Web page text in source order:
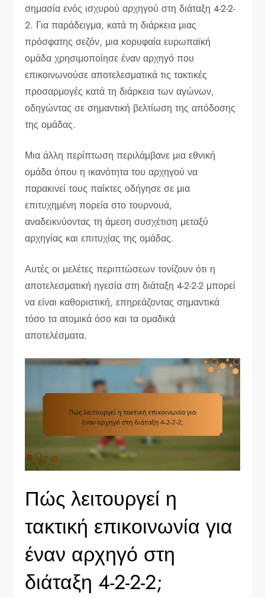
σημασία ενός ισχυρού αρχηγού στη διάταξη 4-2-2-
2. Για παράδειγμα, κατά τη διάρκεια μιας
πρόσφατης σεζόν, μια κορυφαία ευρωπαϊκή
ομάδα χρησιμοποίησε έναν αρχηγό που
επικοινωνούσε αποτελεσματικά τις τακτικές
προσαρμογές κατά τη διάρκεια των αγώνων,
οδηγώντας σε σημαντική βελτίωση της απόδοσης
της ομάδας.
Μια άλλη περίπτωση περιλάμβανε μια εθνική
ομάδα όπου η ικανότητα του αρχηγού να
παρακινεί τους παίκτες οδήγησε σε μια
επιτυχημένη πορεία στο τουρνουά,
αναδεικνύοντας τη άμεση συσχέτιση μεταξύ
αρχηγίας και επιτυχίας της ομάδας.
Αυτές οι μελέτες περιπτώσεων τονίζουν ότι η
αποτελεσματική ηγεσία στη διάταξη 4-2-2-2 μπορεί
να είναι καθοριστική, επηρεάζοντας σημαντικά
τόσο τα ατομικά όσο και τα ομαδικά
αποτελέσματα.
Πώς λειτουργεί η
τακτική επικοινωνία για
έναν αρχηγό στη
διάταξη 4-2-2-2;